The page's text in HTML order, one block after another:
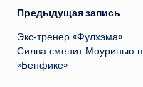
Навигация
записи
Предыдущая запись
Экс‑тренер «Фулхэма»
Силва сменит Моуринью в
«Бенфике»